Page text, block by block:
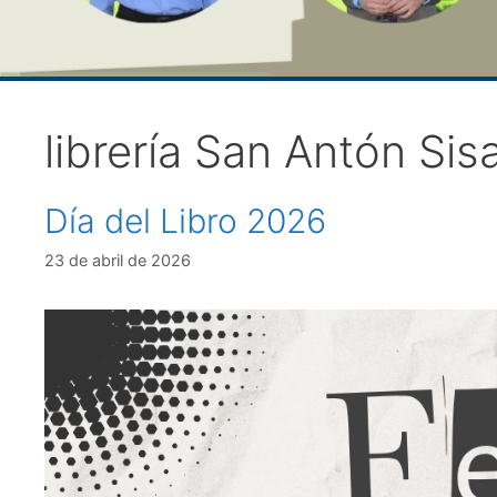
librería San Antón
Día del Libro 2026
23 de abril de 2026